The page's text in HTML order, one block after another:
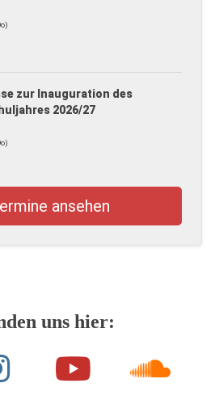
zur Inauguration des
2026/27
ansehen
uns hier: